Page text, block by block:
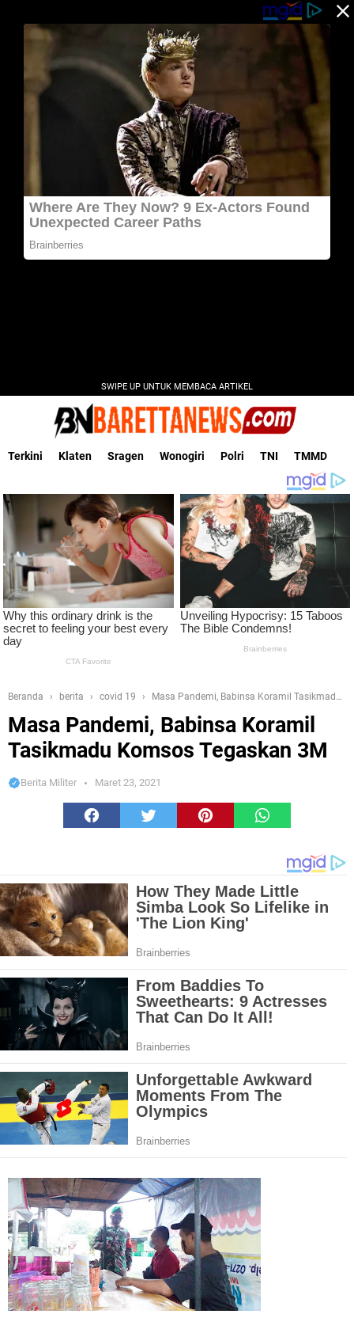
SWIPE UP UNTUK MEMBACA ARTIKEL
Terkini Klaten Sragen Wonogiri Polri TNI TMMD
Beranda berita covid 19
Masa Pandemi, Babinsa Koramil Tasikmadu
Masa Pandemi, Babinsa Koramil
Tasikmadu Komsos Tegaskan 3M
Berita Militer Maret 23, 2021